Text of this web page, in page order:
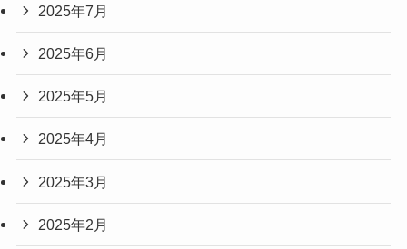
2025年7月
2025年6月
2025年5月
2025年4月
2025年3月
2025年2月